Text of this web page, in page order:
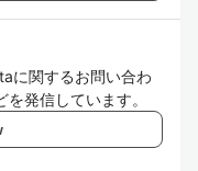
に関するお問い合わ
発信しています。